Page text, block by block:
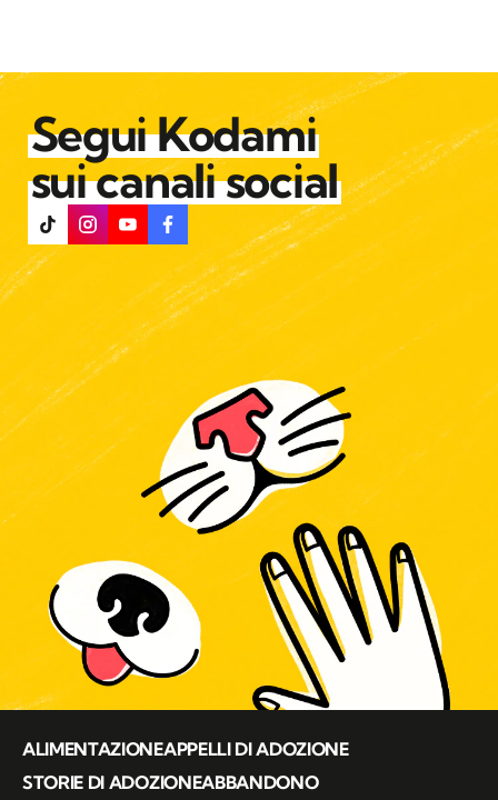
Segui Kodami
sui canali social
ALIMENTAZIONEAPPELLI DI ADOZIONE
STORIE DI ADOZIONEABBANDONO